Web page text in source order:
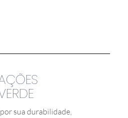
sua durabilidade,